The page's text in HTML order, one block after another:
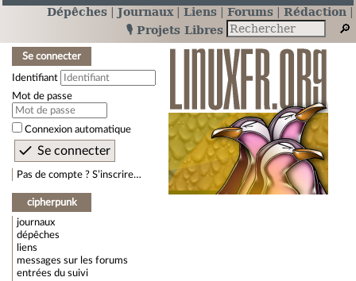
Dépêches Journaux Liens Forums
Rédaction
🎙️ Projets Libres
Se connecter
Identifiant
Mot de passe
Connexion automatique
Pas de compte ? S’inscrire…
cipherpunk
journaux
dépêches
liens
messages sur les forums
entrées du suivi